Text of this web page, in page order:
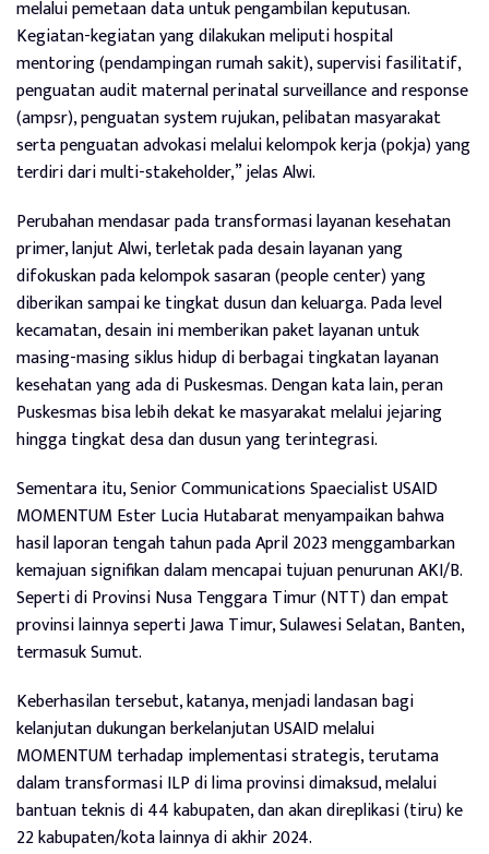
melalui pemetaan data untuk pengambilan keputusan.
Kegiatan-kegiatan yang dilakukan meliputi hospital
mentoring (pendampingan rumah sakit), supervisi fasilitatif,
penguatan audit maternal perinatal surveillance and response
(ampsr), penguatan system rujukan, pelibatan masyarakat
serta penguatan advokasi melalui kelompok kerja (pokja) yang
terdiri dari multi-stakeholder,” jelas Alwi.
Perubahan mendasar pada transformasi layanan kesehatan
primer, lanjut Alwi, terletak pada desain layanan yang
difokuskan pada kelompok sasaran (people center) yang
diberikan sampai ke tingkat dusun dan keluarga. Pada level
kecamatan, desain ini memberikan paket layanan untuk
masing-masing siklus hidup di berbagai tingkatan layanan
kesehatan yang ada di Puskesmas. Dengan kata lain, peran
Puskesmas bisa lebih dekat ke masyarakat melalui jejaring
hingga tingkat desa dan dusun yang terintegrasi.
Sementara itu, Senior Communications Spaecialist USAID
MOMENTUM Ester Lucia Hutabarat menyampaikan bahwa
hasil laporan tengah tahun pada April 2023 menggambarkan
kemajuan signifikan dalam mencapai tujuan penurunan AKI/B.
Seperti di Provinsi Nusa Tenggara Timur (NTT) dan empat
provinsi lainnya seperti Jawa Timur, Sulawesi Selatan, Banten,
termasuk Sumut.
Keberhasilan tersebut, katanya, menjadi landasan bagi
kelanjutan dukungan berkelanjutan USAID melalui
MOMENTUM terhadap implementasi strategis, terutama
dalam transformasi ILP di lima provinsi dimaksud, melalui
bantuan teknis di 44 kabupaten, dan akan direplikasi (tiru) ke
22 kabupaten/kota lainnya di akhir 2024.